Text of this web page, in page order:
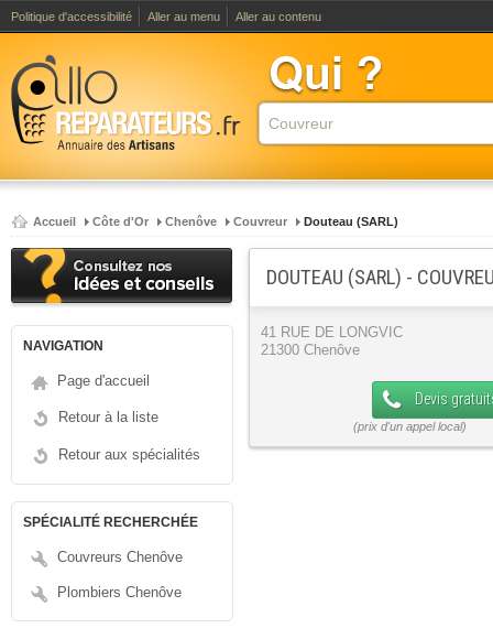
Politique d'accessibilité Aller au menu Aller au contenu
Accueil Côte d'Or Chenôve Couvreur Douteau (SARL)
NAVIGATION
Page d'accueil
Retour à la liste
Retour aux spécialités
SPÉCIALITÉ RECHERCHÉE
Couvreurs Chenôve
Plombiers Chenôve
DOUTEAU (SARL) -
41 RUE DE LONGVIC
21300 Chenôve
Devis